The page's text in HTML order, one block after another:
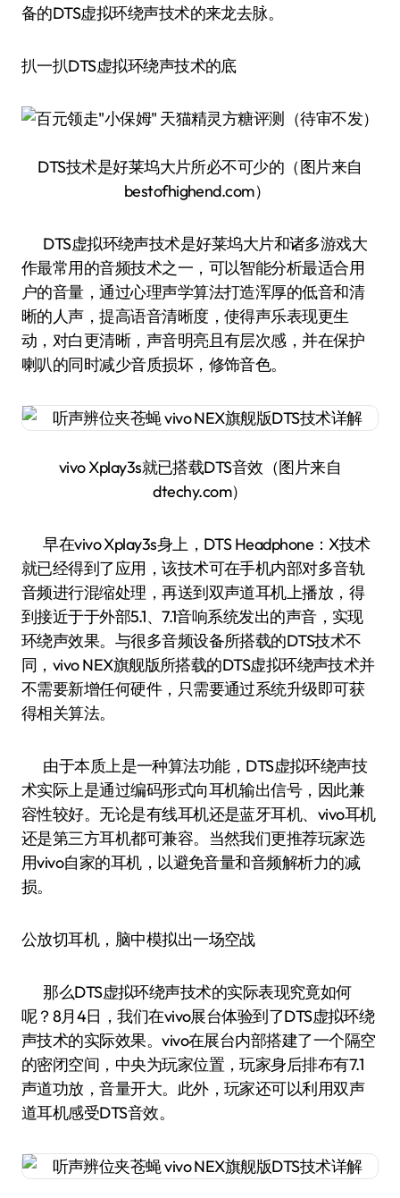
备的DTS虚拟环绕声技术的来龙去脉。
扒一扒DTS虚拟环绕声技术的底
DTS技术是好莱坞大片所必不可少的（图片来自
bestofhighend.com）
DTS虚拟环绕声技术是好莱坞大片和诸多游戏大
作最常用的音频技术之一，可以智能分析最适合用
户的音量，通过心理声学算法打造浑厚的低音和清
晰的人声，提高语音清晰度，使得声乐表现更生
动，对白更清晰，声音明亮且有层次感，并在保护
喇叭的同时减少音质损坏，修饰音色。
vivo Xplay3s就已搭载DTS音效（图片来自
dtechy.com）
早在vivo Xplay3s身上，DTS Headphone：X技术
就已经得到了应用，该技术可在手机内部对多音轨
音频进行混缩处理，再送到双声道耳机上播放，得
到接近于于外部5.1、7.1音响系统发出的声音，实现
环绕声效果。与很多音频设备所搭载的DTS技术不
同，vivo NEX旗舰版所搭载的DTS虚拟环绕声技术并
不需要新增任何硬件，只需要通过系统升级即可获
得相关算法。
由于本质上是一种算法功能，DTS虚拟环绕声技
术实际上是通过编码形式向耳机输出信号，因此兼
容性较好。无论是有线耳机还是蓝牙耳机、vivo耳机
还是第三方耳机都可兼容。当然我们更推荐玩家选
用vivo自家的耳机，以避免音量和音频解析力的减
损。
公放切耳机，脑中模拟出一场空战
那么DTS虚拟环绕声技术的实际表现究竟如何
呢？8月4日，我们在vivo展台体验到了DTS虚拟环绕
声技术的实际效果。vivo在展台内部搭建了一个隔空
的密闭空间，中央为玩家位置，玩家身后排布有7.1
声道功放，音量开大。此外，玩家还可以利用双声
道耳机感受DTS音效。